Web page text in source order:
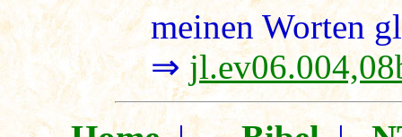
meinen Worten
⇒